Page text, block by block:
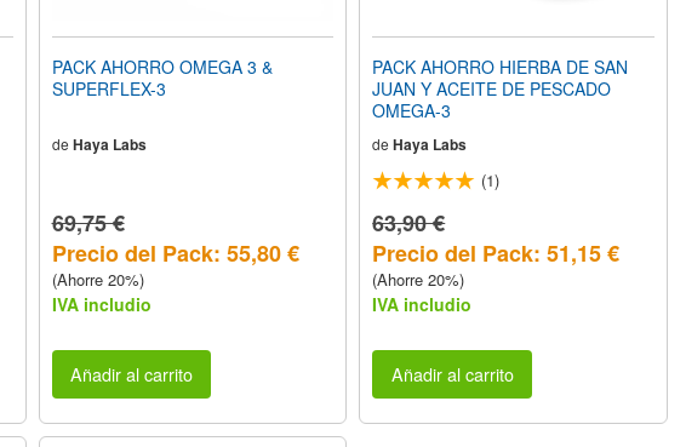
PACK AHORRO OMEGA 3 &
SUPERFLEX-3
de Haya Labs
69,75 €
Precio del Pack: 55,80 €
(Ahorre 20%)
IVA includio
Añadir al carrito
PACK AHORRO HIERBA DE SAN
JUAN Y ACEITE DE PESCADO
OMEGA-3
de Haya Labs
(1)
63,90 €
Precio del Pack: 51,15 €
(Ahorre 20%)
IVA includio
Añadir al carrito